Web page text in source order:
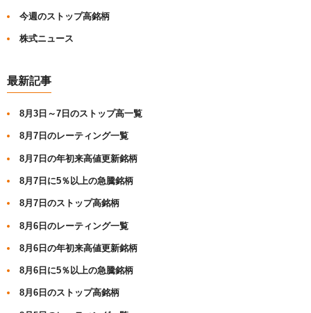
今週のストップ高銘柄
株式ニュース
最新記事
8月3日～7日のストップ高一覧
8月7日のレーティング一覧
8月7日の年初来高値更新銘柄
8月7日に5％以上の急騰銘柄
8月7日のストップ高銘柄
8月6日のレーティング一覧
8月6日の年初来高値更新銘柄
8月6日に5％以上の急騰銘柄
8月6日のストップ高銘柄